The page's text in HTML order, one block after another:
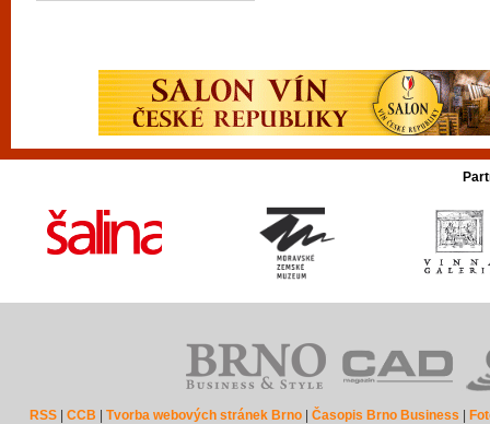
RSS |CCB |Tvorba webových stránek Brno |Časopis Brno Business